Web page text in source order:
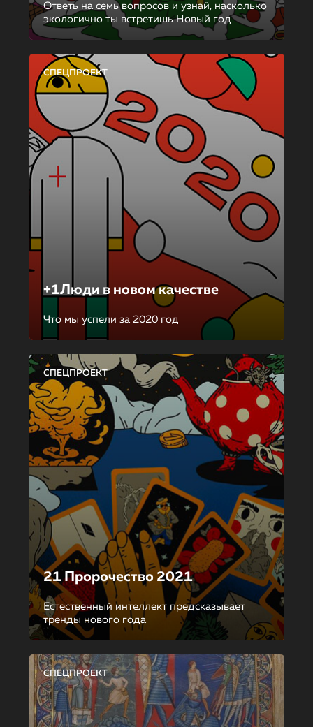
Ответь на семь вопросов и узнай, насколько
экологично ты встретишь Новый год
СПЕЦПРОЕКТ
+1Люди в новом качестве
Что мы успели за 2020 год
СПЕЦПРОЕКТ
21 Пророчество 2021
Естественный интеллект предсказывает
тренды нового года
СПЕЦПРОЕКТ